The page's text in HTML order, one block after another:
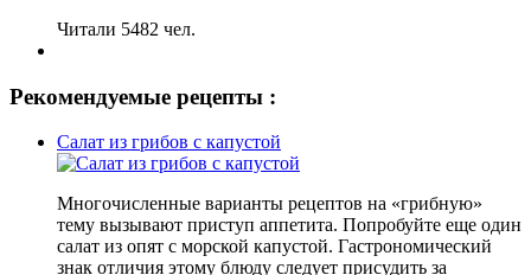
Читали 5482 чел.
Рекомендуемые рецепты :
Салат из грибов с капустой
Многочисленные варианты рецептов на «грибную»
тему вызывают приступ аппетита. Попробуйте еще один
салат из опят с морской капустой. Гастрономический
знак отличия этому блюду следует присудить за